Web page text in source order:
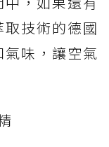
技術的德國
味，讓空氣